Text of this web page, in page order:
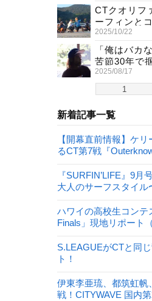
1
CTクオリフ
ーフィンと
2025/10/22
「俺はバカ
苦節30年で
聖文(54)の生
2025/08/17
新着記事一覧
【開幕直前情報】ケ
るCT第7戦『
『SURFIN’LIFE』9月
大人のサーフスタイル
ハワイの高校生コンテ
Finals」現地リポート
S.LEAGUEがCTと同
ト！
伊東李亜琉、都筑虹帆
戦！CITYWAVE 国内第